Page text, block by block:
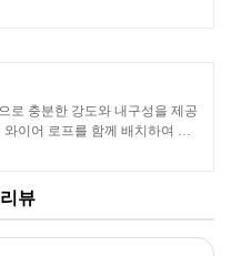
로 충분한 강도와 내구성을 제공
이어 로프를 함께 배치하여 구
계 가공 및 편조 처리됩니다.
리뷰